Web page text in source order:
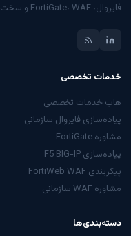
فایروال، FortiGate، WAF و سخت‌سازی زیرساخت.
خدمات تخصصی
هاب خدمات تخصصی
پیاده‌سازی فایروال سازمانی
مشاوره FortiGate
پیاده‌سازی F5 BIG-IP
پیکربندی FortiWeb WAF
مشاوره WAF سازمانی
دسته‌بندی‌ها